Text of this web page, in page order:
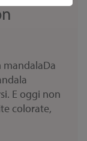
mandalaDa
E oggi non
colorate,